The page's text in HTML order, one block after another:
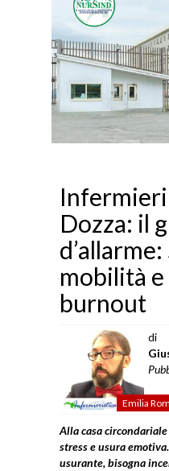
Infermieri
Dozza: il
mobilità
burnout
di
Emilia
Alla casa
stress e usura
usurante, bisogna